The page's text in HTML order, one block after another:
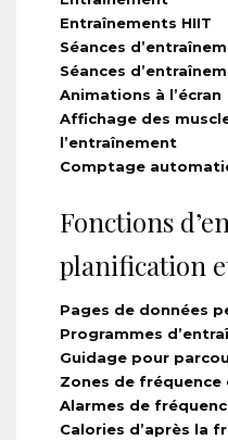
Entraînements HIIT
Séances
Séances
Animations à l’écran
Affichage des
l’entraînement
Comptage
Fonctions
planification
Pages de données
Programmes
Guidage pour
Zones de fréquence
Alarmes de
Calories d’après la